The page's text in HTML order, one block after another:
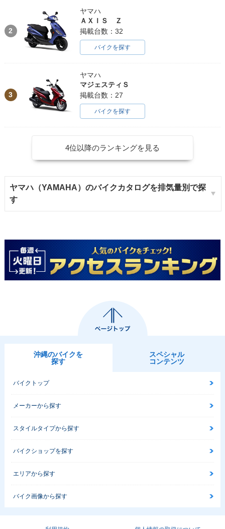
2
ヤマハ
ＡＸＩＳ Ｚ
掲載台数：32
バイクを探す
3
ヤマハ
マジェスティＳ
掲載台数：27
バイクを探す
4位以降のランキングを見る
ヤマハ（YAMAHA）のバイクカタログを排気量別で探
す
沖縄のバイクを
探す
スペシャル
コンテンツ
バイクトップ
メーカーから探す
スタイルタイプから探す
バイクショップを探す
エリアから探す
バイク画像から探す